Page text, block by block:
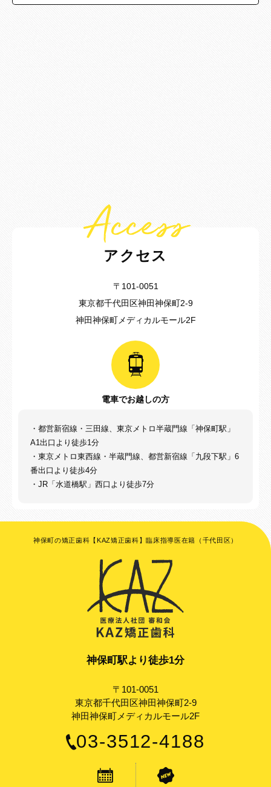
Access
アクセス
〒101-0051
東京都千代田区神田神保町2-9
神田神保町メディカルモール2F
電車でお越しの方
・都営新宿線・三田線、東京メトロ半蔵門線「神保町駅」
A1出口より徒歩1分
・東京メトロ東西線・半蔵門線、都営新宿線「九段下駅」6
番出口より徒歩4分
・JR「水道橋駅」西口より徒歩7分
神保町の矯正歯科【KAZ矯正歯科】臨床指導医在籍（千代田区）
神保町駅より徒歩1分
〒101-0051
東京都千代田区神田神保町2-9
神田神保町メディカルモール2F
03-3512-4188